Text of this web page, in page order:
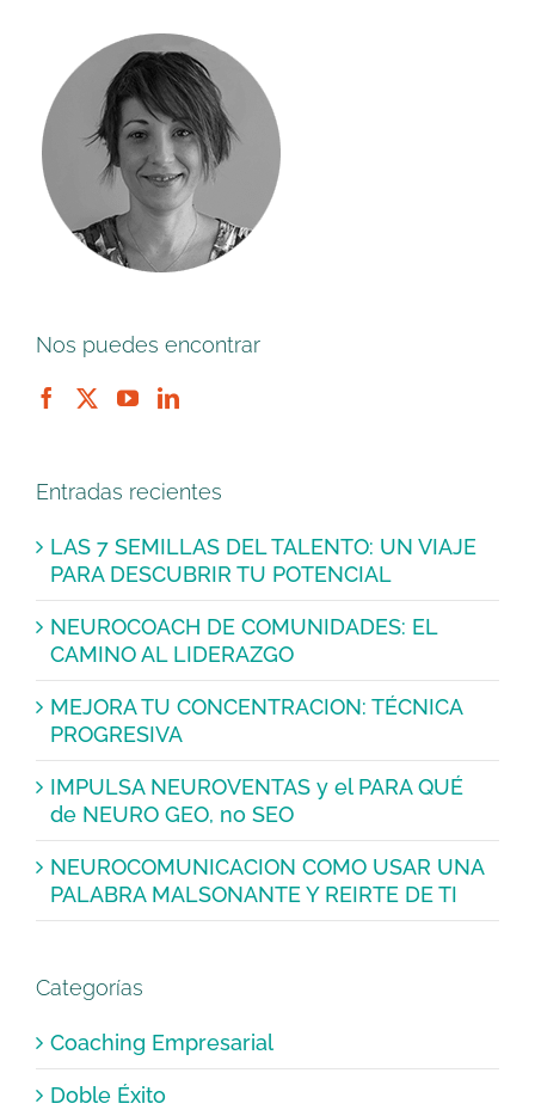
Nos puedes encontrar
Entradas recientes
LAS 7 SEMILLAS DEL TALENTO: UN VIAJE
PARA DESCUBRIR TU POTENCIAL
NEUROCOACH DE COMUNIDADES: EL
CAMINO AL LIDERAZGO
MEJORA TU CONCENTRACION: TÉCNICA
PROGRESIVA
IMPULSA NEUROVENTAS y el PARA QUÉ
de NEURO GEO, no SEO
NEUROCOMUNICACION COMO USAR UNA
PALABRA MALSONANTE Y REIRTE DE TI
Categorías
Coaching Empresarial
Doble Éxito